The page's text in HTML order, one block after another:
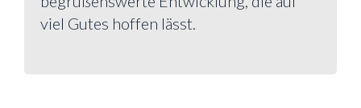
viel Gutes hoffen lässt.